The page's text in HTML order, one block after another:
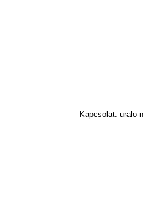
Kapcsolat: uralo-